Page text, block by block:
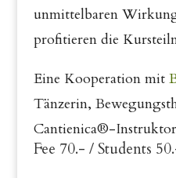
unmittelbaren
profitieren die
Eine Kooperation mit
Tänzerin,
Cantienica®-
Fee 70.- / Students